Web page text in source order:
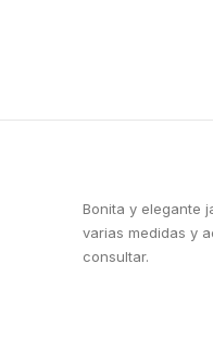
Bonita y elegante
varias medidas y
consultar.